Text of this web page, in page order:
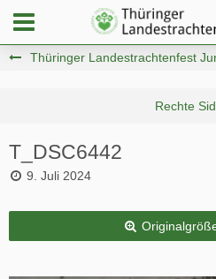
Thüringer Landestrachtenfest
T_DSC6442
9. Juli 2024